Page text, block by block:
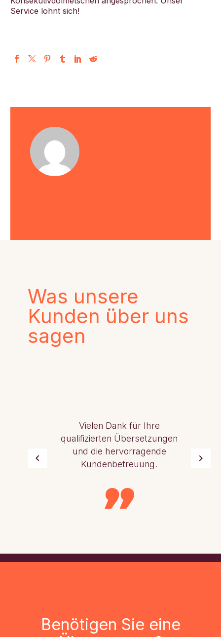
Service lohnt sich!
Was unsere
Kunden über uns
sagen
Vielen Dank für Ihre
qualifizierten Übersetzungen
und die hervorragende
Kundenbetreuung.
Benötigen Sie eine